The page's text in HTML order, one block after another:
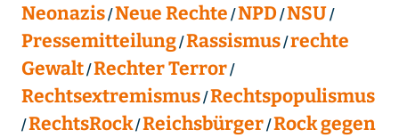
Neonazis Neue Rechte NPD NSU
Pressemitteilung Rassismus rechte
Gewalt Rechter Terror
Rechtsextremismus Rechtspopulismus
RechtsRock Reichsbürger Rock gegen